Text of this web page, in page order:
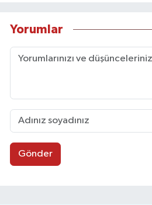
Yorumlar
Gönder